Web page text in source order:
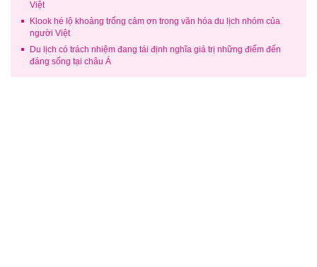
Việt
Klook hé lộ khoảng trống cảm ơn trong văn hóa du lịch nhóm của
người Việt
Du lịch có trách nhiệm đang tái định nghĩa giá trị những điểm đến
đáng sống tại châu Á